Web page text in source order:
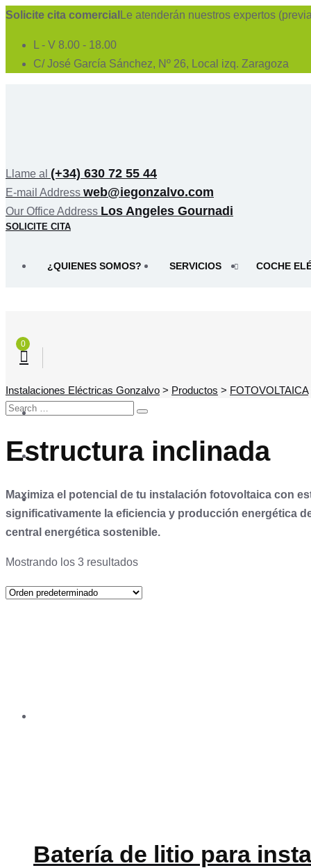
Skip
content
Solicite cita comercial Le atenderán nuestros expertos
L - V 8.00 - 18.00
C/ José García Sánchez, Nº 26, Local izq. Zaragoza
Llame al (+34) 630 72 55 44
E-mail Address web@iegonzalvo.com
Our Office Address Los Angeles Gournadi
SOLICITE CITA
¿QUIENES SOMOS? SERVICIOS COCHE
0
Instalaciones Eléctricas Gonzalvo > Productos > FOTOVOLTAICA
Search
SEARCH
Estructura inclinada
Maximiza el potencial de tu instalación fotovoltaica con
significativamente la eficiencia y producción energética
central energética sostenible.
Mostrando los 3 resultados
Batería de litio para